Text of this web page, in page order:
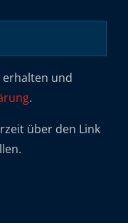
und
.
über den Link